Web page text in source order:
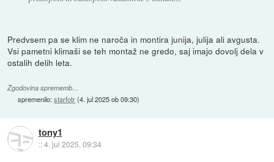
Predvsem pa se klim ne naroča in montira junija, julija ali avgusta.
Vsi pametni klimaši se teh montaž ne gredo, saj imajo dovolj dela v
ostalih delih leta.
Zgodovina sprememb…
spremenilo:starfotr(4. jul 2025 ob 09:30)
tony1
::4. jul 2025, 09:34